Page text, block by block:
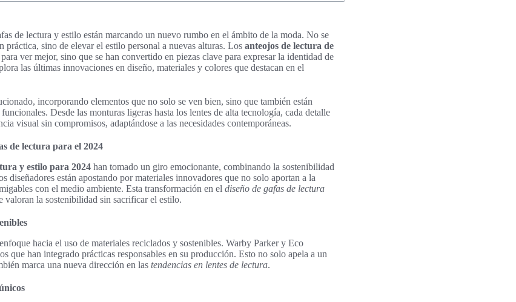
de lectura y estilo están marcando un nuevo rumbo en el ámbito de la moda. No se
sino de elevar el estilo personal a nuevas alturas. Los anteojos de lectura de
ver mejor, sino que se han convertido en piezas clave para expresar la identidad de
las últimas innovaciones en diseño, materiales y colores que destacan en el
incorporando elementos que no solo se ven bien, sino que también están
Desde las monturas ligeras hasta los lentes de alta tecnología, cada detalle
visual sin compromisos, adaptándose a las necesidades contemporáneas.
de lectura para el 2024
y estilo para 2024 han tomado un giro emocionante, combinando la sostenibilidad
diseñadores están apostando por materiales innovadores que no solo aportan a la
con el medio ambiente. Esta transformación en el diseño de gafas de lectura
valoran la sostenibilidad sin sacrificar el estilo.
hacia el uso de materiales reciclados y sostenibles. Warby Parker y Eco
que han integrado prácticas responsables en su producción. Esto no solo apela a un
marca una nueva dirección en las tendencias en lentes de lectura.